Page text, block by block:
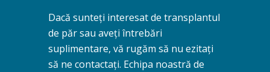
Dacă sunteți interesat de transplantul
de păr sau aveți întrebări
suplimentare, vă rugăm să nu ezitați
să ne contactați. Echipa noastră de